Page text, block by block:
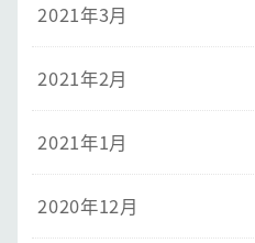
2021年3月
2021年2月
2021年1月
2020年12月